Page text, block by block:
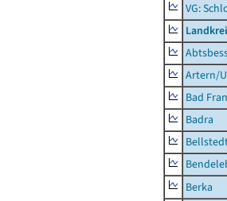
VG:
Artern/
Bad
Badra
Berka